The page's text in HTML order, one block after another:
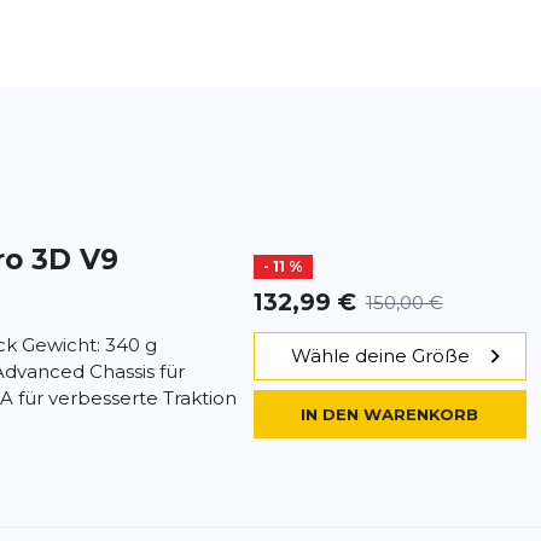
3D V9 - 11 %
132,99 € 150,00 €
Gewicht: 340 g
Chassis für
für verbesserte Traktion
Wähle deine Größe
IN DEN WARENKORB